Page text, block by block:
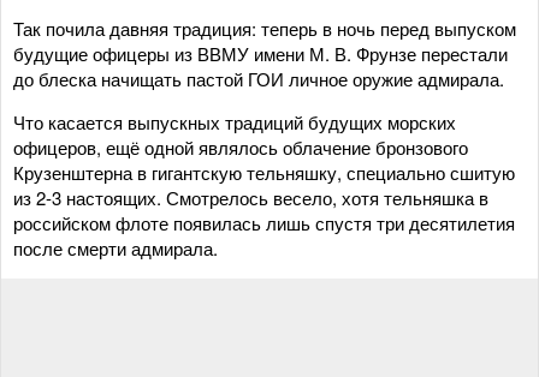
Так почила давняя традиция: теперь в ночь перед выпуском
будущие офицеры из ВВМУ имени М. В. Фрунзе перестали
до блеска начищать пастой ГОИ личное оружие адмирала.
Что касается выпускных традиций будущих морских
офицеров, ещё одной являлось облачение бронзового
Крузенштерна в гигантскую тельняшку, специально сшитую
из 2-3 настоящих. Смотрелось весело, хотя тельняшка в
российском флоте появилась лишь спустя три десятилетия
после смерти адмирала.